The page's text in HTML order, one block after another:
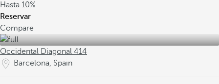
Hasta 10%
Reservar
Compare
Occidental Diagonal 414
Barcelona, Spain